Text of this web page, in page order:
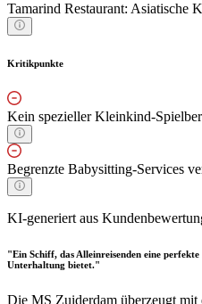
Tamarind Restaurant: Asiatische
Kritikpunkte
Kein spezieller Kleinkind-
Begrenzte Babysitting-Services
KI-generiert aus
"Ein Schiff, das Alleinreisenden eine
Unterhaltung bietet."
Die MS Zuiderdam überzeugt mit